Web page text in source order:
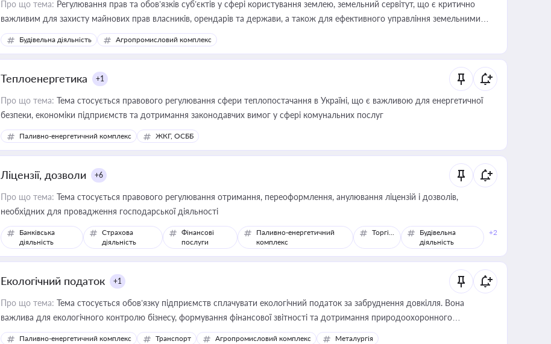
Про що тема: Регулювання прав та обов’язків суб’єктів у сфері користування землею, земельний сервітут, що є критично
важливим для захисту майнових прав власників, орендарів та держави, а також для ефективного управління земельними
ресурсами
Будівельна діяльність Агропромисловий комплекс
Теплоенергетика +1
Про що тема: Тема стосується правового регулювання сфери теплопостачання в Україні, що є важливою для енергетичної
безпеки, економіки підприємств та дотримання законодавчих вимог у сфері комунальних послуг
Паливно-енергетичний комплекс ЖКГ, ОСББ
Ліцензії, дозволи +6
Про що тема: Тема стосується правового регулювання отримання, переоформлення, анулювання ліцензій і дозволів,
необхідних для провадження господарської діяльності
Банківська
діяльність
Страхова
діяльність
Фінансові
послуги
Паливно-енергетичний
комплекс
Торгівля
Будівельна
діяльність
+2
Екологічний податок +1
Про що тема: Тема стосується обов’язку підприємств сплачувати екологічний податок за забруднення довкілля. Вона
важлива для екологічного контролю бізнесу, формування фінансової звітності та дотримання природоохоронного
законодавства
Паливно-енергетичний комплекс Транспорт Агропромисловий комплекс Металургія